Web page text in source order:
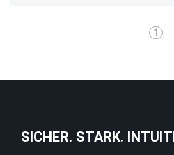
1
SICHER. STARK.